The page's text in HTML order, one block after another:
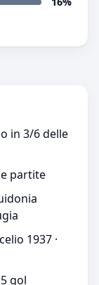
in 3/6 delle
partite
1937 ·
gol